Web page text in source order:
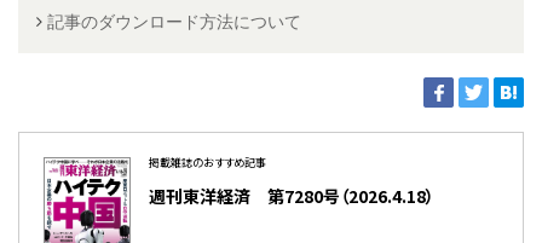
記事のダウンロード方法について
掲載雑誌のおすすめ記事
週刊東洋経済 第7280号（2026.4.18）